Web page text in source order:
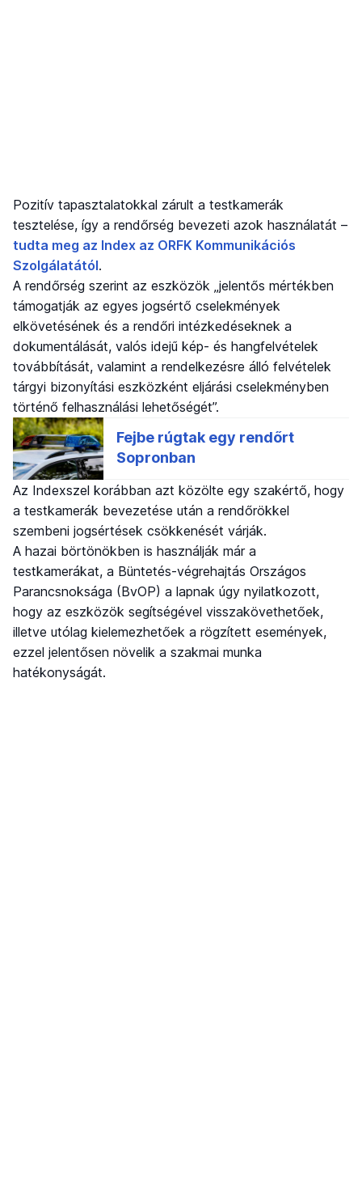
Pozitív tapasztalatokkal zárult a testkamerák
tesztelése, így a rendőrség bevezeti azok használatát –
tudta meg az Index az ORFK Kommunikációs
Szolgálatától.
A rendőrség szerint az eszközök „jelentős mértékben
támogatják az egyes jogsértő cselekmények
elkövetésének és a rendőri intézkedéseknek a
dokumentálását, valós idejű kép- és hangfelvételek
továbbítását, valamint a rendelkezésre álló felvételek
tárgyi bizonyítási eszközként eljárási cselekményben
történő felhasználási lehetőségét”.
Az Indexszel korábban azt közölte egy szakértő, hogy
a testkamerák bevezetése után a rendőrökkel
szembeni jogsértések csökkenését várják.
A hazai börtönökben is használják már a
testkamerákat, a Büntetés-végrehajtás Országos
Parancsnoksága (BvOP) a lapnak úgy nyilatkozott,
hogy az eszközök segítségével visszakövethetőek,
illetve utólag kielemezhetőek a rögzített események,
ezzel jelentősen növelik a szakmai munka
hatékonyságát.